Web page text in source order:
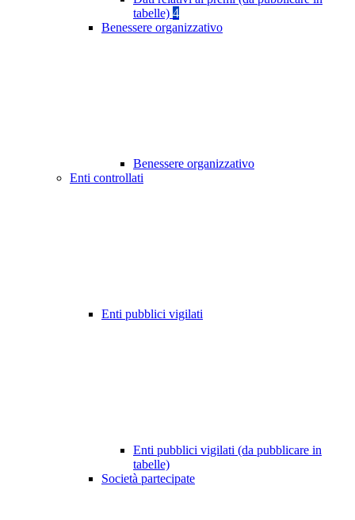
tabelle) 4
Benessere organizzativo
Benessere organizzativo
Enti controllati
Enti pubblici vigilati
Enti pubblici vigilati (da pubblicare in
tabelle)
Società partecipate